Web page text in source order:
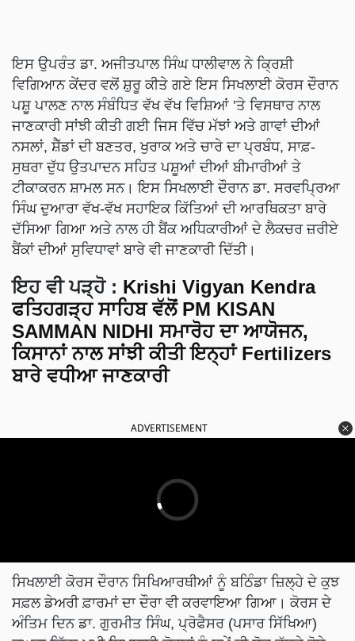
ਇਸ ਉਪਰੰਤ ਡਾ. ਅਜੀਤਪਾਲ ਸਿੰਘ ਧਾਲੀਵਾਲ ਨੇ ਕ੍ਰਿਸ਼ੀ
ਵਿਗਿਆਨ ਕੇਂਦਰ ਵਲੋਂ ਸ਼ੁਰੂ ਕੀਤੇ ਗਏ ਇਸ ਸਿਖਲਾਈ ਕੋਰਸ ਦੌਰਾਨ
ਪਸ਼ੂ ਪਾਲਣ ਨਾਲ ਸੰਬੰਧਿਤ ਵੱਖ ਵੱਖ ਵਿਸ਼ਿਆਂ ’ਤੇ ਵਿਸਥਾਰ ਨਾਲ
ਜਾਣਕਾਰੀ ਸਾਂਝੀ ਕੀਤੀ ਗਈ ਜਿਸ ਵਿੱਚ ਮੱਝਾਂ ਅਤੇ ਗਾਵਾਂ ਦੀਆਂ
ਨਸਲਾਂ, ਸ਼ੈੱਡਾਂ ਦੀ ਬਣਤਰ, ਖੁਰਾਕ ਅਤੇ ਚਾਰੇ ਦਾ ਪ੍ਰਬੰਧ, ਸਾਫ਼-
ਸੁਥਰਾ ਦੁੱਧ ਉਤਪਾਦਨ ਸਹਿਤ ਪਸ਼ੂਆਂ ਦੀਆਂ ਬੀਮਾਰੀਆਂ ਤੇ
ਟੀਕਾਕਰਨ ਸ਼ਾਮਲ ਸਨ। ਇਸ ਸਿਖਲਾਈ ਦੌਰਾਨ ਡਾ. ਸਰਵਪ੍ਰਿਆ
ਸਿੰਘ ਦੁਆਰਾ ਵੱਖ-ਵੱਖ ਸਹਾਇਕ ਕਿੱਤਿਆਂ ਦੀ ਆਰਥਿਕਤਾ ਬਾਰੇ
ਦੱਸਿਆ ਗਿਆ ਅਤੇ ਨਾਲ ਹੀ ਬੈਂਕ ਅਧਿਕਾਰੀਆਂ ਦੇ ਲੈਕਚਰ ਜ਼ਰੀਏ
ਬੈਂਕਾਂ ਦੀਆਂ ਸੁਵਿਧਾਵਾਂ ਬਾਰੇ ਵੀ ਜਾਣਕਾਰੀ ਦਿੱਤੀ।
ਇਹ ਵੀ ਪੜ੍ਹੋ : Krishi Vigyan Kendra
ਫਤਿਹਗੜ੍ਹ ਸਾਹਿਬ ਵੱਲੋਂ PM KISAN
SAMMAN NIDHI ਸਮਾਰੋਹ ਦਾ ਆਯੋਜਨ,
ਕਿਸਾਨਾਂ ਨਾਲ ਸਾਂਝੀ ਕੀਤੀ ਇਨ੍ਹਾਂ Fertilizers
ਬਾਰੇ ਵਧੀਆ ਜਾਣਕਾਰੀ
ਸਫ਼ਲ ਡੇਅਰੀ ਫ਼ਾਰਮਾਂ ਦਾ ਦੌਰਾ ਵੀ ਕਰਵਾਇਆ ਗਿਆ। ਕੋਰਸ ਦੇ
ਅੰਤਿਮ ਦਿਨ ਡਾ. ਗੁਰਮੀਤ ਸਿੰਘ, ਪ੍ਰੋਫੈਸਰ (ਪਸਾਰ ਸਿੱਖਿਆ)
ਦੁਅਰਾ ਕਿੱਤਾ-ਮੁਖੀ ਸਿਖਲਾਈ ਕੋਰਸਾਂ ਨੂੰ ਸਮੇਂ ਦੀ ਲੋੜ ਦੱਸਦੇ ਹੋਏ